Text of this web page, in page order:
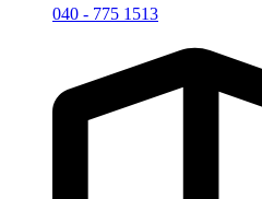
040 - 775 1513